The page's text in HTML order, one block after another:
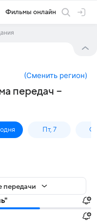
Фильмы онлайн
(Сменить регион)
передач –
Пт, 7
передачи